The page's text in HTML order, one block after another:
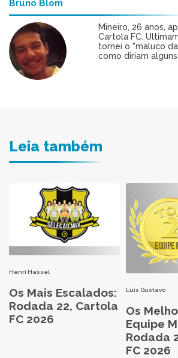
Bruno Blom
Mineiro, 26 anos,
Cartola FC.
tornei o "maluco
como diriam alguns.
Leia também
Henri Hassel
Os Mais Escalados:
Rodada 22, Cartola
FC 2026
Luís Gustavo
Os
Equipe
Rodada
FC 2026